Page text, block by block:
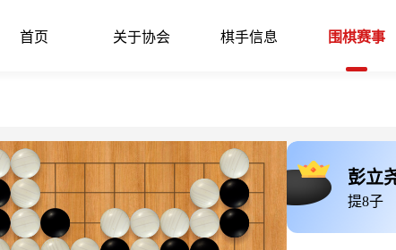
首页 关于协会 棋手信息 围棋赛事
彭立
提8子